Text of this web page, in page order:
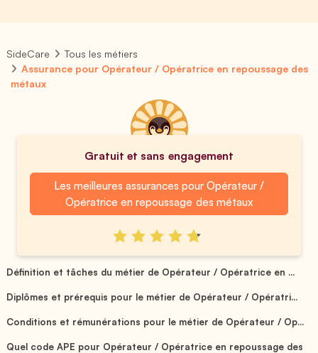
SideCare
Tous les métiers
Assurance pour Opérateur / Opératrice en repoussage des
métaux
Gratuit et sans engagement
Les meilleures assurances pour Opérateur /
Opératrice en repoussage des métaux
Définition et tâches du métier de Opérateur / Opératrice en ...
Diplômes et prérequis pour le métier de Opérateur / Opératri...
Conditions et rémunérations pour le métier de Opérateur / Op...
Quel code APE pour Opérateur / Opératrice en repoussage des